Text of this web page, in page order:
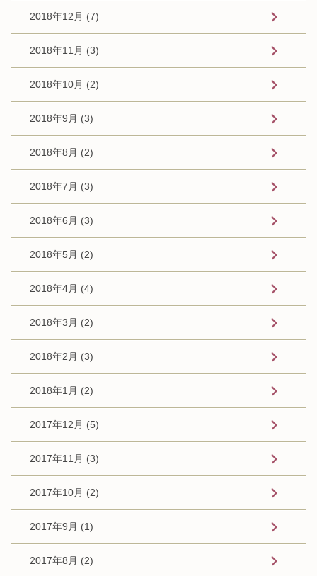
2018年12月 (7)
2018年11月 (3)
2018年10月 (2)
2018年9月 (3)
2018年8月 (2)
2018年7月 (3)
2018年6月 (3)
2018年5月 (2)
2018年4月 (4)
2018年3月 (2)
2018年2月 (3)
2018年1月 (2)
2017年12月 (5)
2017年11月 (3)
2017年10月 (2)
2017年9月 (1)
2017年8月 (2)